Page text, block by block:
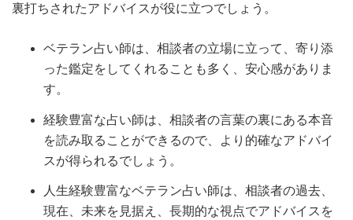
裏打ちされたアドバイスが役に立つでしょう。
ベテラン占い師は、相談者の立場に立って、寄り添
った鑑定をしてくれることも多く、安心感がありま
す。
経験豊富な占い師は、相談者の言葉の裏にある本音
を読み取ることができるので、より的確なアドバイ
スが得られるでしょう。
人生経験豊富なベテラン占い師は、相談者の過去、
現在、未来を見据え、長期的な視点でアドバイスを